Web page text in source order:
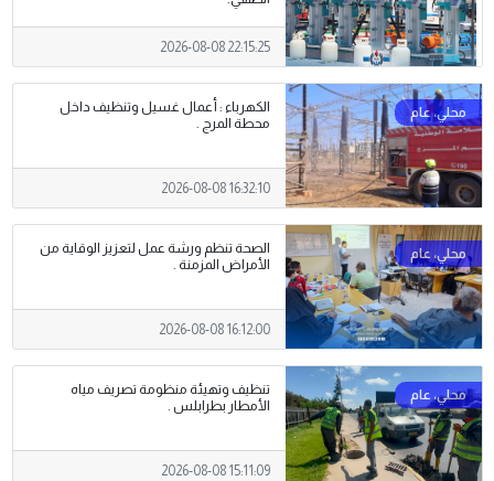
2026-08-08 22:15:25
الكهرباء : أعمال غسيل وتنظيف داخل
محطة المرج .
2026-08-08 16:32:10
الصحة تنظم ورشة عمل لتعزيز الوقاية من
الأمراض المزمنة .
2026-08-08 16:12:00
تنظيف وتهيئة منظومة تصريف مياه
الأمطار بطرابلس .
2026-08-08 15:11:09